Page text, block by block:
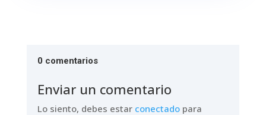
0 comentarios
Enviar un comentario
Lo siento, debes estar conectadopara